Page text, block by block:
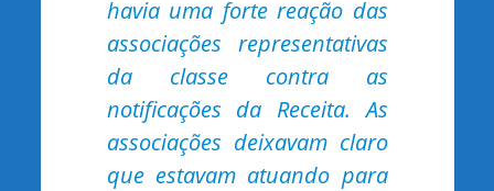
havia uma forte reação das
associações representativas
da classe contra as
notificações da Receita. As
associações deixavam claro
que estavam atuando para